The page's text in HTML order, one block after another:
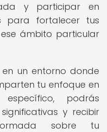
y participar en
para fortalecer tus
ámbito particular
un entorno donde
tu enfoque en
podrás
y recibir
sobre tu